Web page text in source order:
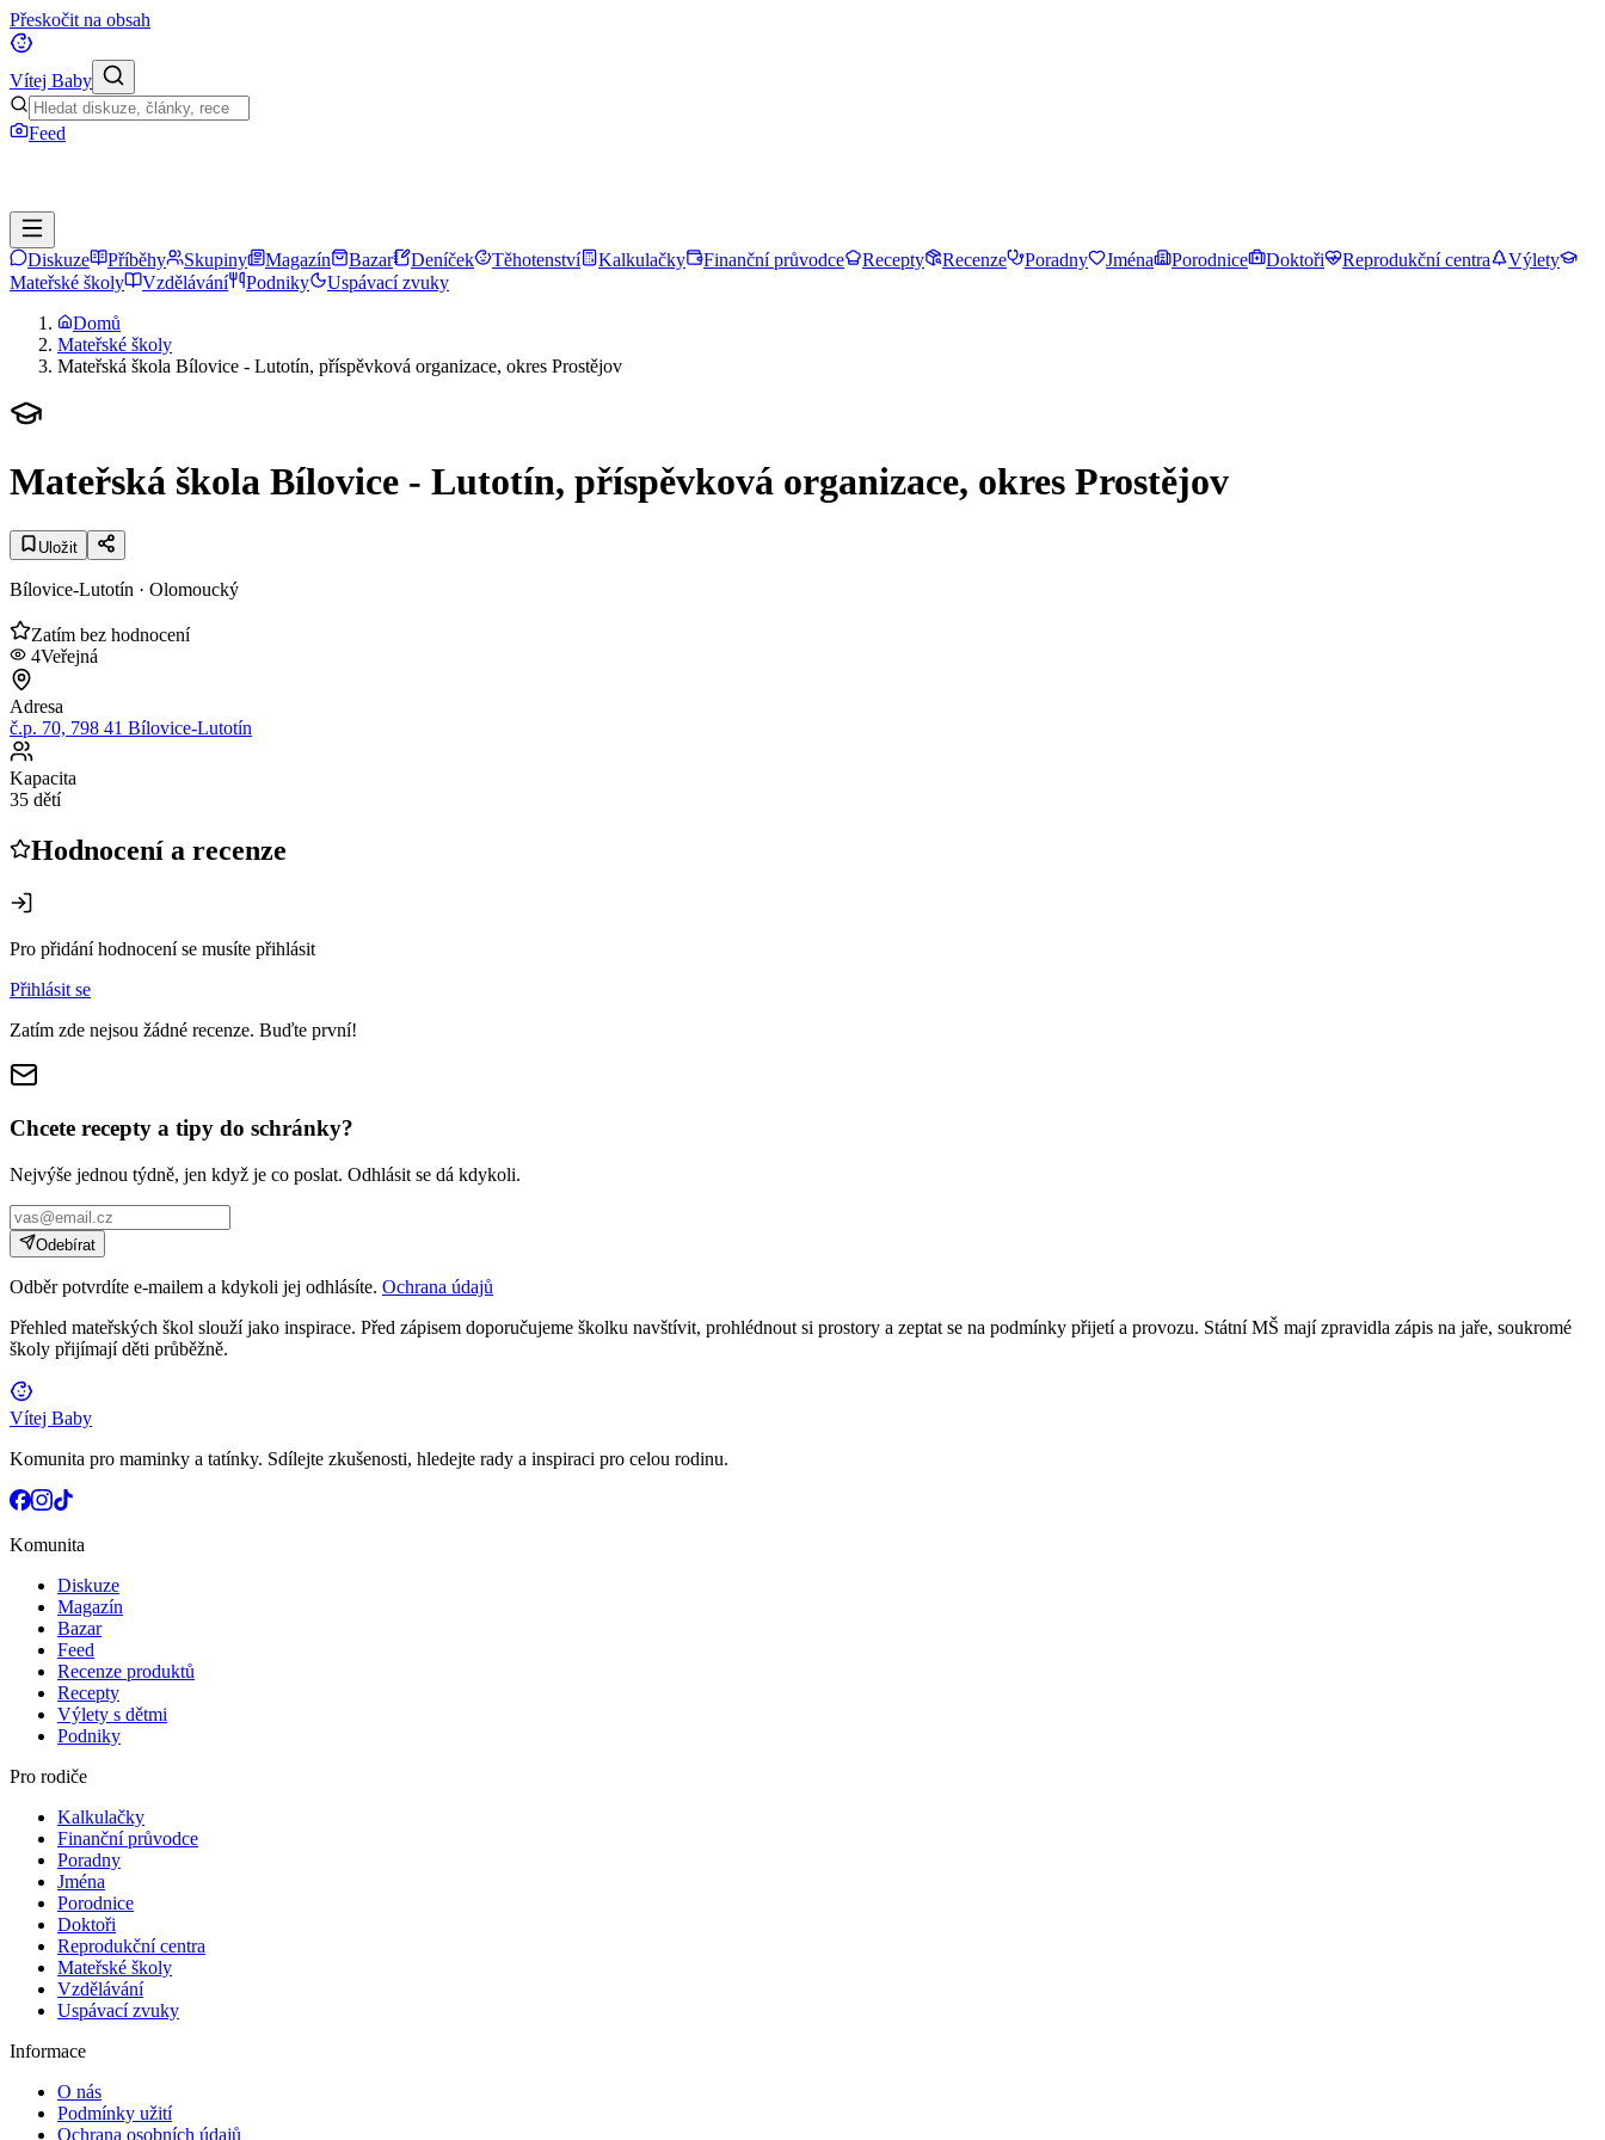
Přeskočit na obsah
Vítej Baby
Feed
Diskuze Příběhy Skupiny Magazín Bazar Deníček Těhotenství Kalkulačky Finanční průvodce Recepty Recenze Poradny Jména Porodnice Doktoři Reprodukční centra
Výlety
Mateřské školy
Vzdělávání Podniky
Uspávací zvuky
Domů
Mateřské školy
Mateřská škola Bílovice - Lutotín, příspěvková organizace, okres Prostějov
Mateřská škola Bílovice - Lutotín, příspěvková organizace, okres Prostějov
Uložit
Bílovice-Lutotín · Olomoucký
Zatím bez hodnocení
4Veřejná
Adresa
č.p. 70, 798 41 Bílovice-Lutotín
Kapacita
35 dětí
Hodnocení a recenze
Pro přidání hodnocení se musíte přihlásit
Přihlásit se
Zatím zde nejsou žádné recenze. Buďte první!
Chcete recepty a tipy do schránky?
Nejvýše jednou týdně, jen když je co poslat. Odhlásit se dá kdykoli.
Odebírat
Odběr potvrdíte e-mailem a kdykoli jej odhlásíte. Ochrana údajů
Přehled mateřských škol slouží jako inspirace. Před zápisem doporučujeme školku navštívit, prohlédnout si prostory a zeptat se na podmínky přijetí a provozu. Státní MŠ mají zpravidla zápis na jaře, soukromé
školy přijímají děti průběžně.
Vítej Baby
Komunita pro maminky a tatínky. Sdílejte zkušenosti, hledejte rady a inspiraci pro celou rodinu.
Komunita
Diskuze
Magazín
Bazar
Feed
Recenze produktů
Recepty
Výlety s dětmi
Podniky
Pro rodiče
Kalkulačky
Finanční průvodce
Poradny
Jména
Porodnice
Doktoři
Reprodukční centra
Mateřské školy
Vzdělávání
Uspávací zvuky
Informace
O nás
Podmínky užití
Ochrana osobních údajů